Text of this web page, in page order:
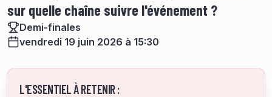
sur quelle chaîne suivre l'événement ?
Demi-finales
vendredi 19 juin 2026 à 15:30
L'ESSENTIEL À RETENIR :